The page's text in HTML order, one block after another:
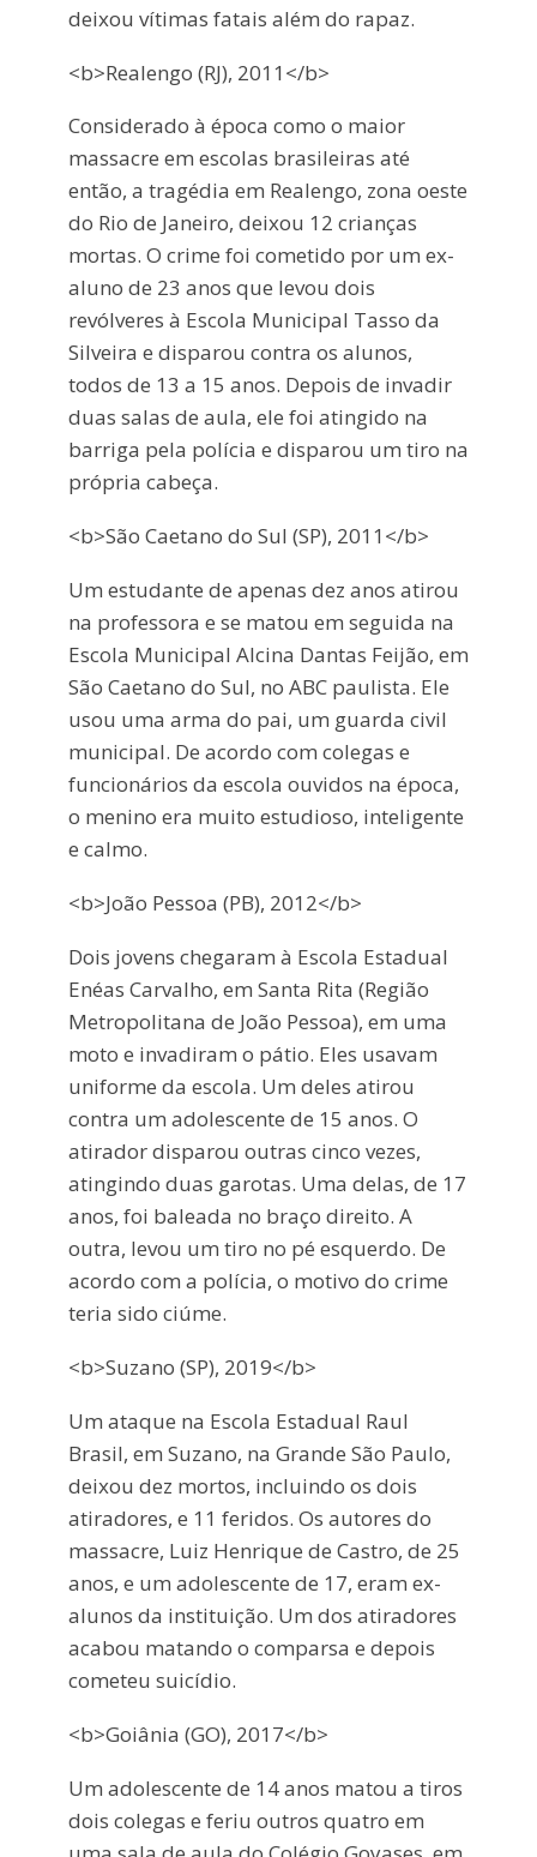
deixou vítimas fatais além do rapaz.
<b>Realengo (RJ), 2011</b>
Considerado à época como o maior
massacre em escolas brasileiras até
então, a tragédia em Realengo, zona oeste
do Rio de Janeiro, deixou 12 crianças
mortas. O crime foi cometido por um ex-
aluno de 23 anos que levou dois
revólveres à Escola Municipal Tasso da
Silveira e disparou contra os alunos,
todos de 13 a 15 anos. Depois de invadir
duas salas de aula, ele foi atingido na
barriga pela polícia e disparou um tiro na
própria cabeça.
<b>São Caetano do Sul (SP), 2011</b>
Um estudante de apenas dez anos atirou
na professora e se matou em seguida na
Escola Municipal Alcina Dantas Feijão, em
São Caetano do Sul, no ABC paulista. Ele
usou uma arma do pai, um guarda civil
municipal. De acordo com colegas e
funcionários da escola ouvidos na época,
o menino era muito estudioso, inteligente
e calmo.
<b>João Pessoa (PB), 2012</b>
Dois jovens chegaram à Escola Estadual
Enéas Carvalho, em Santa Rita (Região
Metropolitana de João Pessoa), em uma
moto e invadiram o pátio. Eles usavam
uniforme da escola. Um deles atirou
contra um adolescente de 15 anos. O
atirador disparou outras cinco vezes,
atingindo duas garotas. Uma delas, de 17
anos, foi baleada no braço direito. A
outra, levou um tiro no pé esquerdo. De
acordo com a polícia, o motivo do crime
teria sido ciúme.
<b>Suzano (SP), 2019</b>
Um ataque na Escola Estadual Raul
Brasil, em Suzano, na Grande São Paulo,
deixou dez mortos, incluindo os dois
atiradores, e 11 feridos. Os autores do
massacre, Luiz Henrique de Castro, de 25
anos, e um adolescente de 17, eram ex-
alunos da instituição. Um dos atiradores
acabou matando o comparsa e depois
cometeu suicídio.
<b>Goiânia (GO), 2017</b>
Um adolescente de 14 anos matou a tiros
dois colegas e feriu outros quatro em